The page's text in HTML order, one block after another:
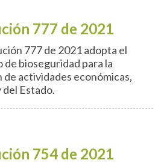
777 de 2021
777 de 2021 adopta el
bioseguridad para la
de actividades económicas,
del Estado.
754 de 2021